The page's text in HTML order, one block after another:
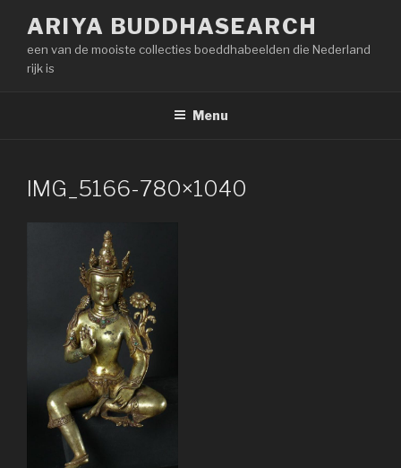
inhoud
springen
ARIYA BUDDHASEARCH
een van de mooiste collecties boeddhabeelden die Nederland
rijk is
Menu
IMG_5166-780×1040